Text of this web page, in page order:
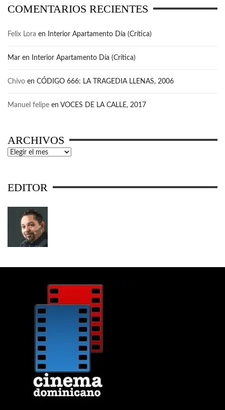
COMENTARIOS RECIENTES
Felix Lora en Interior Apartamento Día (Crítica)
Mar en Interior Apartamento Día (Crítica)
Chivo en CÓDIGO 666: LA TRAGEDIA LLENAS, 2006
Manuel felipe en VOCES DE LA CALLE, 2017
ARCHIVOS
Archivos
EDITOR